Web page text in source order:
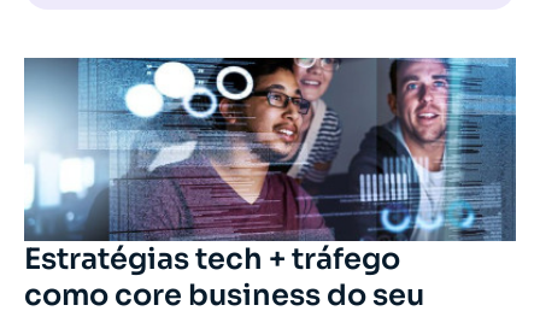
Estratégias tech + tráfego
como core business do seu